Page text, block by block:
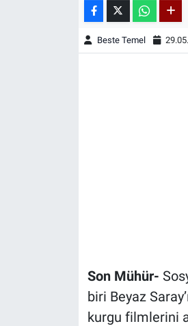
Beste Temel
Son Mühür-
biri Beyaz
kurgu filmlerini